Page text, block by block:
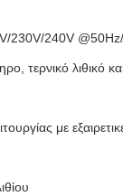
230V/240V
τερνικό λιθικό
με